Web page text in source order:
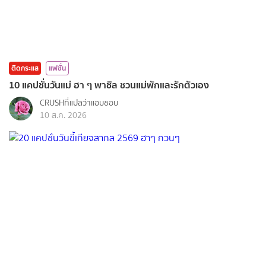
ติดกระแส แฟชั่น
10 แคปชั่นวันแม่ ฮา ๆ พาชิล ชวนแม่พักและรักตัวเอง
CRUSHที่แปลว่าแอบชอบ
10 ส.ค. 2026